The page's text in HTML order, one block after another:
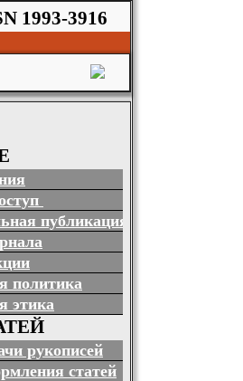
1993-3916
публикация
политика
этика
рукописей
статей